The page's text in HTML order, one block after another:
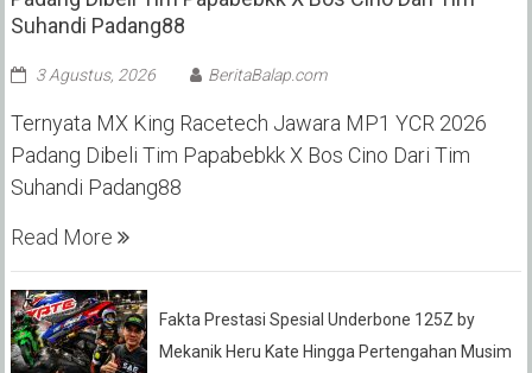
Suhandi Padang88
3 Agustus, 2026 BeritaBalap.com
Ternyata MX King Racetech Jawara MP1 YCR 2026
Padang Dibeli Tim Papabebkk X Bos Cino Dari Tim
Suhandi Padang88
Read More
Fakta Prestasi Spesial Underbone 125Z by
Mekanik Heru Kate Hingga Pertengahan Musim